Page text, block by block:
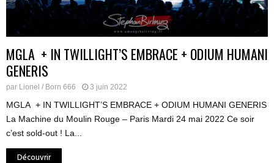
MGLA + IN TWILLIGHT’S EMBRACE + ODIUM HUMANI
GENERIS
par Lionel / Born 666 3 juin 2022
MGLA + IN TWILLIGHT’S EMBRACE + ODIUM HUMANI GENERIS
La Machine du Moulin Rouge – Paris Mardi 24 mai 2022 Ce soir
c’est sold-out ! La...
Découvrir